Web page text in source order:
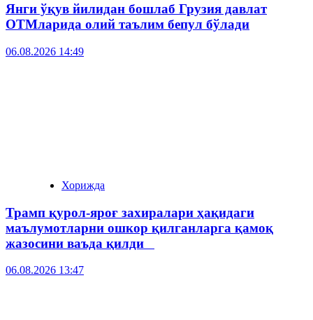
Янги ўқув йилидан бошлаб Грузия давлат
ОТМларида олий таълим бепул бўлади
06.08.2026 14:49
Хорижда
Трамп қурол-яроғ захиралари ҳақидаги
маълумотларни ошкор қилганларга қамоқ
жазосини ваъда қилди
06.08.2026 13:47